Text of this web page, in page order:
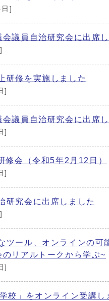
]
議員自治研究会に出席
研修を実施しました
]
議員自治研究会に出席
]
修会（令和5年2月12日）
]
研究会に出席しました
ツール、オンラインの可
のリアルトークから学ぶ~
]
校」をオンライン受講し